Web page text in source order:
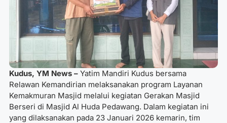
Kudus, YM News – Yatim Mandiri Kudus bersama
Relawan Kemandirian melaksanakan program Layanan
Kemakmuran Masjid melalui kegiatan Gerakan Masjid
Berseri di Masjid Al Huda Pedawang. Dalam kegiatan ini
yang dilaksanakan pada 23 Januari 2026 kemarin, tim